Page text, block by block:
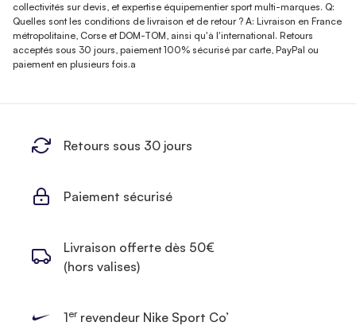
collectivités sur devis, et expertise équipementier sport multi-marques. Q:
Quelles sont les conditions de livraison et de retour ? A: Livraison en France
métropolitaine, Corse et DOM-TOM, ainsi qu'à l'international. Retours
acceptés sous 30 jours, paiement 100% sécurisé par carte, PayPal ou
paiement en plusieurs fois.a
Retours sous 30 jours
Paiement sécurisé
Livraison offerte dès 50€
(hors valises)
1errevendeur Nike Sport Co’